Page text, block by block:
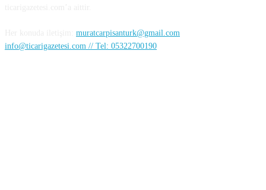
muratcarpisanturk@gmail.com
info@ticarigazetesi.com // Tel: 05322700190